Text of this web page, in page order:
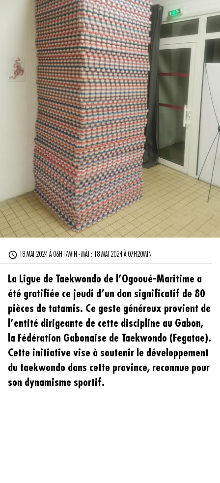
18 MAI 2024 À 06H17MIN - MÀJ : 18 MAI 2024 À 07H20MIN
La Ligue de Taekwondo de l’Ogooué-Maritime a
été gratifiée ce jeudi d’un don significatif de 80
pièces de tatamis. Ce geste généreux provient de
l’entité dirigeante de cette discipline au Gabon,
la Fédération Gabonaise de Taekwondo (Fegatae).
Cette initiative vise à soutenir le développement
du taekwondo dans cette province, reconnue pour
son dynamisme sportif.